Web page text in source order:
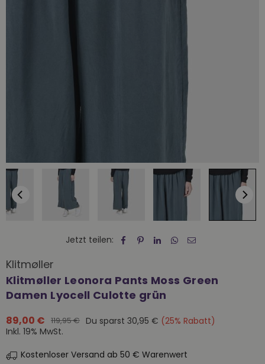
Jetzt teilen:
Klitmøller
Klitmøller Leonora Pants Moss Green
Damen Lyocell Culotte grün
Normaler
Preis
89,00 € 119,95 € Du sparst 30,95 € (25% Rabatt)
Inkl. 19% MwSt.
Kostenloser Versand ab 50 € Warenwert